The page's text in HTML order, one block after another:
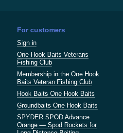
For customers
Sign in
One Hook Baits Veterans
Fishing Club
Membership in the One Hook
Baits Veteran Fishing Club
Hook Baits One Hook Baits
Groundbaits One Hook Baits
SPYDER SPOD Advance
Orange — Spod Rockets for